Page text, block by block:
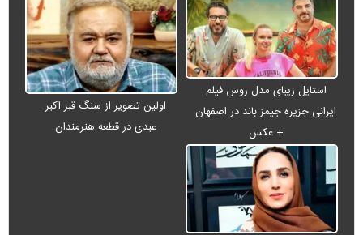
استایل زیبای مدل روس فیلم
ایرانی جزیره جیمز باند در اصفهان
+ عکس
اولین تصویر از سنگ قبر اکبر
عبدی در قطعه هنرمندان